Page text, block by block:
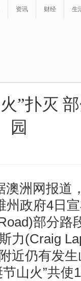
资讯 财经 生
”扑灭
园
洲网报道
州政府4日
部分路
力(Craig
近仍有发
山火”共使